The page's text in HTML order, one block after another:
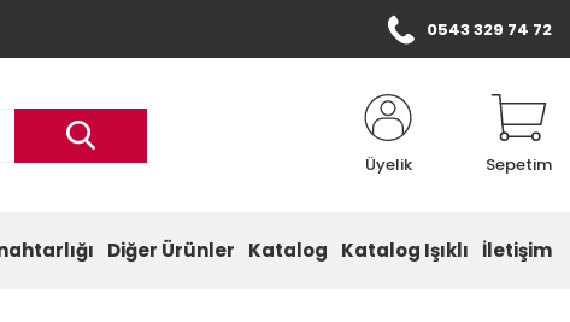
0543 329 74 72
Üyelik Sepetim
Diğer Ürünler Katalog Katalog Işıklı İletişim